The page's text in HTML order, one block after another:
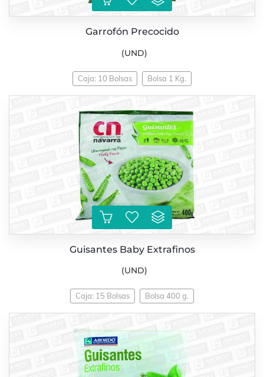
Garrofón Precocido
(UND)
Caja: 10 Bolsas Bolsa 1 Kg.
Guisantes Baby Extrafinos
(UND)
Caja: 15 Bolsas Bolsa 400 g.